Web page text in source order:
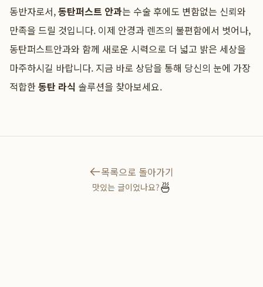
동반자로서,동탄퍼스트 안과는 수술 후에도 변함없는 신뢰와
만족을 드릴 것입니다. 이제 안경과 렌즈의 불편함에서 벗어나,
동탄퍼스트안과와 함께 새로운 시력으로 더 넓고 밝은 세상을
마주하시길 바랍니다. 지금 바로 상담을 통해 당신의 눈에 가장
적합한동탄 라식 솔루션을 찾아보세요.
목록으로 돌아가기
맛있는 글이었나요?🍜